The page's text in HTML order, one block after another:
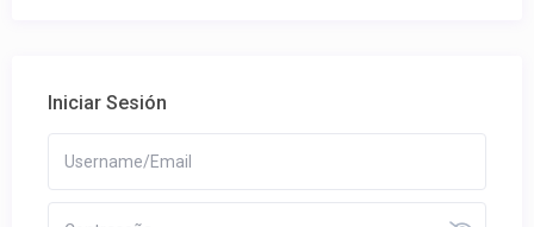
Iniciar Sesión